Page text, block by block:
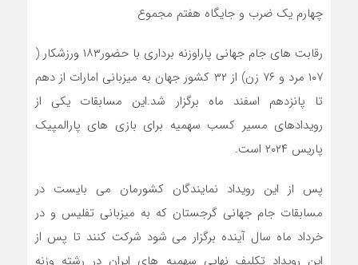
چهارم یک ضرب و جایگاه هفتم مجموع
رقابت های جام جهانی پاراوزنه برداری با حضور۱۸۳ ورزشکار (
۱۰۷ مرد و ۷۶ زن) از ۳۲ کشور جهان به میزبانی امارات از دهم
تا پانزدهم اسفند ماه برگزار شد.این مسابقات یکی از
رویدادهای مسیر کسب سهمیه برای بازی های پارالمپیک
پاریس ۲۰۲۴ است.
پس از این رویداد نمایندگان کشورمان می بایست در
مسابقات جام جهانی گرجستان که به میزبانی تفلیس و در
خرداد ماه سال آینده برگزار می شود شرکت کنند تا پس از
این رویداد تکلیف نهایی سهمیه های ایران در رشته وزنه